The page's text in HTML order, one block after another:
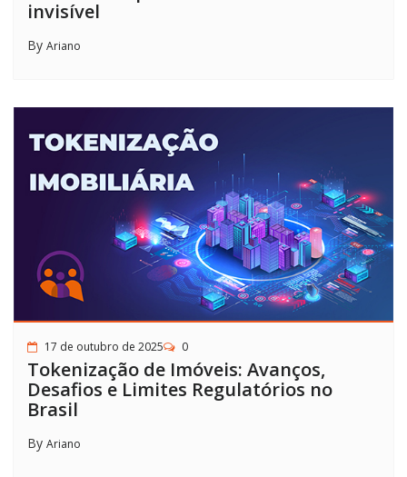
invisível
By Ariano
17 de outubro de 2025 0
Tokenização de Imóveis: Avanços,
Desafios e Limites Regulatórios no
Brasil
By Ariano